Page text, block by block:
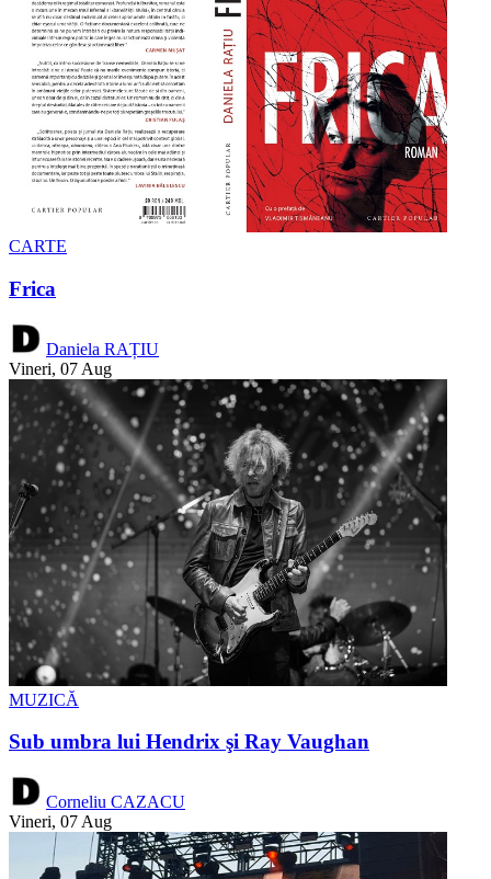
CARTE
Frica
Daniela RAȚIU
Vineri, 07 Aug
MUZICĂ
Sub umbra lui Hendrix şi Ray Vaughan
Corneliu CAZACU
Vineri, 07 Aug